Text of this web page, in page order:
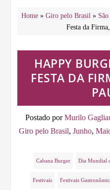
Home» Giro pelo Brasil»
Festa da
HAPPY
FESTA DA
Postado porMurilo
Giro pelo Brasil, Junho,
Cabana Burger Dia Mundial
Festivais Festivais